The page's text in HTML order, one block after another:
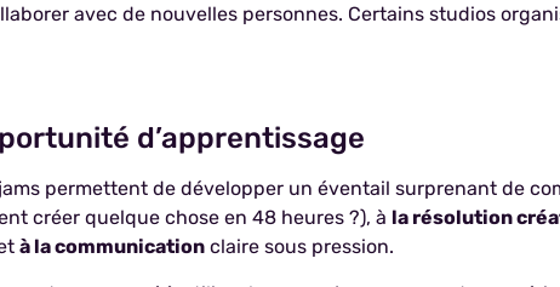
avec de nouvelles personnes. Certains studios
d’apprentissage
permettent de développer un éventail surprenant de
créer quelque chose en 48 heures ?), à la résolution
à la communication claire sous pression.